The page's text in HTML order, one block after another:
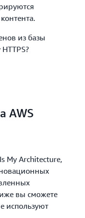
из базы
AWS
My Architecture,
вы сможете
используют